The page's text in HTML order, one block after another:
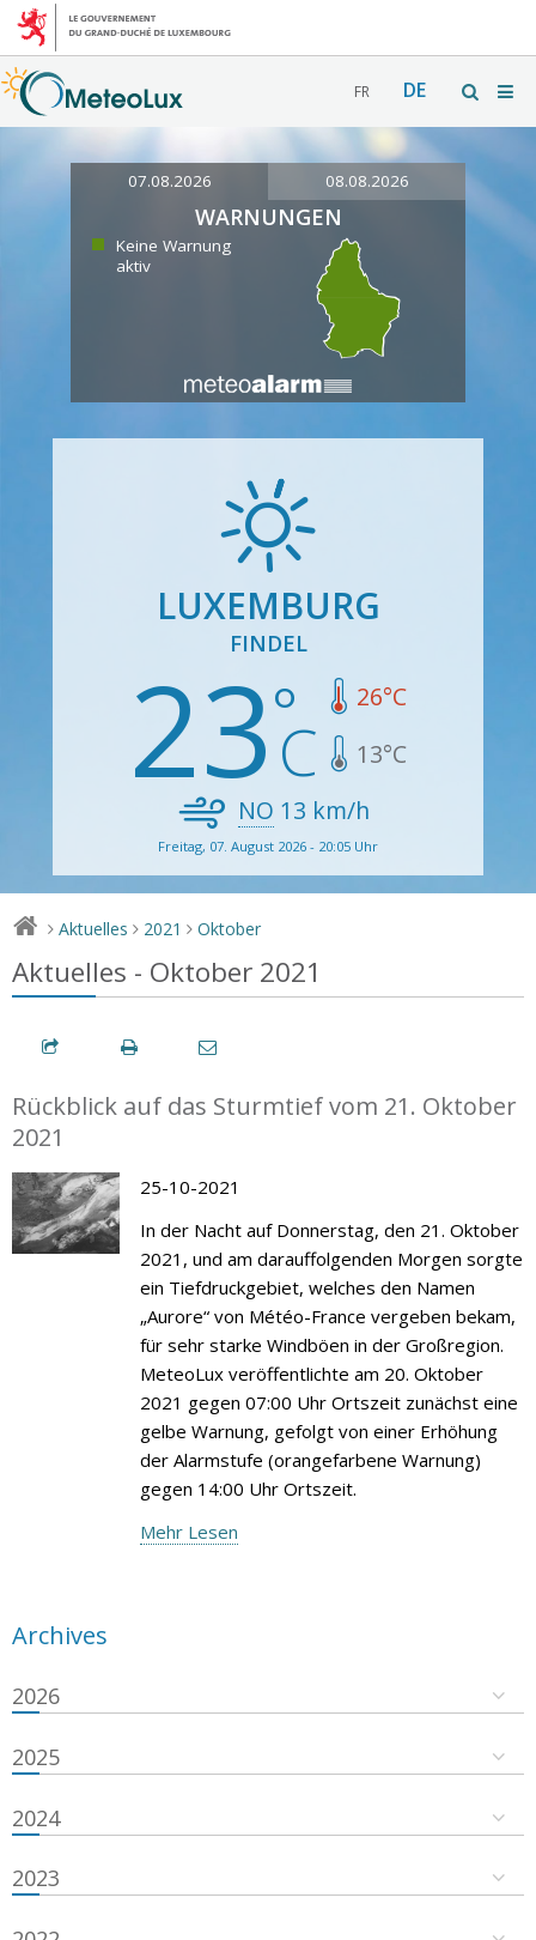
FR DE
07.08.2026 08.08.2026
WARNUNGEN
Keine Warnung
aktiv
LUXEMBURG
FINDEL
23 26°C
13°C
NO 13 km/h
Freitag, 07. August 2026 - 20:05 Uhr
> Aktuelles > 2021 > Oktober
Aktuelles - Oktober 2021
Rückblick auf das Sturmtief vom 21. Oktober
2021
25-10-2021
In der Nacht auf Donnerstag, den 21. Oktober
2021, und am darauffolgenden Morgen sorgte
ein Tiefdruckgebiet, welches den Namen
„Aurore“ von Météo-France vergeben bekam,
für sehr starke Windböen in der Großregion.
MeteoLux veröffentlichte am 20. Oktober
2021 gegen 07:00 Uhr Ortszeit zunächst eine
gelbe Warnung, gefolgt von einer Erhöhung
der Alarmstufe (orangefarbene Warnung)
gegen 14:00 Uhr Ortszeit.
Mehr Lesen
Archives
2026
2025
2024
2023